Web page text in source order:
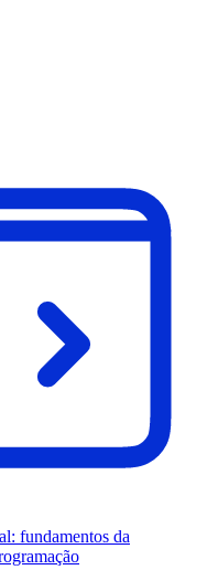
fundamentos da